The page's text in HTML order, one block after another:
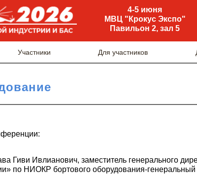
4-5 июня
МВЦ "Крокус Экспо"
Павильон 2, зал 5
Участники Для участников
Гиви Ивлианович, заместитель генерального
по НИОКР бортового оборудования-генеральный